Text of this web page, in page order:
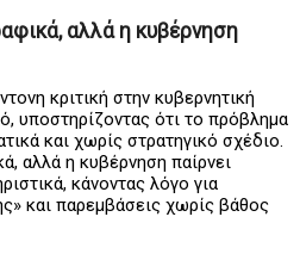
αλλά η κυβέρνηση
κριτική στην κυβερνητική
υποστηρίζοντας ότι το πρόβλημα
και χωρίς στρατηγικό σχέδιο.
αλλά η κυβέρνηση παίρνει
κάνοντας λόγο για
και παρεμβάσεις χωρίς βάθος